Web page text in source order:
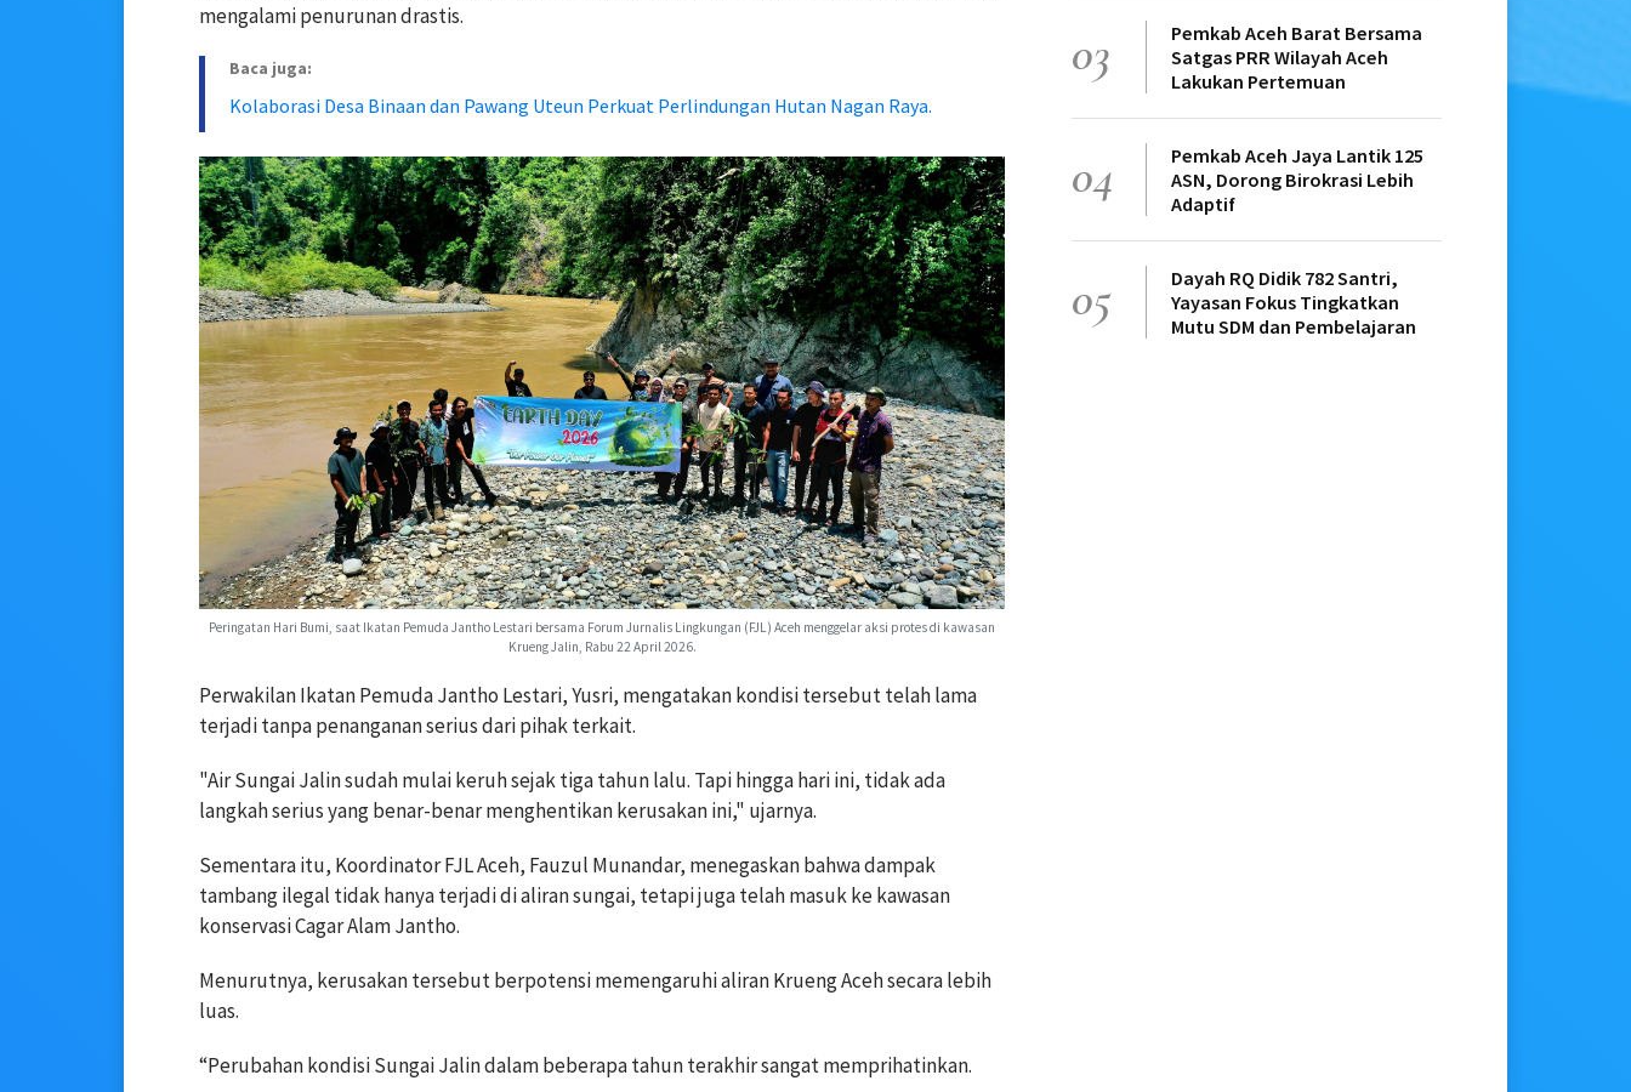
mengalami penurunan drastis.
Baca juga:
Kolaborasi Desa Binaan dan Pawang Uteun Perkuat Perlindungan Hutan Nagan Raya.
Peringatan Hari Bumi, saat Ikatan Pemuda Jantho Lestari bersama Forum Jurnalis Lingkungan (FJL) Aceh menggelar aksi protes di kawasan
Krueng Jalin, Rabu 22 April 2026.
Perwakilan Ikatan Pemuda Jantho Lestari, Yusri, mengatakan kondisi tersebut telah lama
terjadi tanpa penanganan serius dari pihak terkait.
"Air Sungai Jalin sudah mulai keruh sejak tiga tahun lalu. Tapi hingga hari ini, tidak ada
langkah serius yang benar-benar menghentikan kerusakan ini," ujarnya.
Sementara itu, Koordinator FJL Aceh, Fauzul Munandar, menegaskan bahwa dampak
tambang ilegal tidak hanya terjadi di aliran sungai, tetapi juga telah masuk ke kawasan
konservasi Cagar Alam Jantho.
Menurutnya, kerusakan tersebut berpotensi memengaruhi aliran Krueng Aceh secara lebih
luas.
“Perubahan kondisi Sungai Jalin dalam beberapa tahun terakhir sangat memprihatinkan.
03
Pemkab Aceh Barat Bersama
Satgas PRR Wilayah Aceh
Lakukan Pertemuan
04
Pemkab Aceh Jaya Lantik 125
ASN, Dorong Birokrasi Lebih
Adaptif
05
Dayah RQ Didik 782 Santri,
Yayasan Fokus Tingkatkan
Mutu SDM dan Pembelajaran